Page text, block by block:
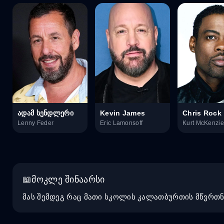
ადამ სენდლერი
Lenny Feder
Kevin James
Eric Lamonsoff
Chris Rock
Kurt McKenzie
მოკლე შინაარსი
მას შემდეგ რაც მათი სკოლის კალათბურთის